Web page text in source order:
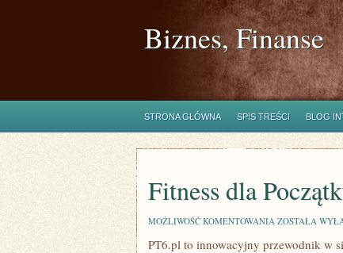
Biznes, Finanse
STRONA GŁÓWNA SPIS TREŚCI BLOG
Fitness dla
MOŻLIWOŚĆ KOMENTOWANIA FITNESS
ZOSTAŁA
PT6.pl to innowacyjny przewodnik w